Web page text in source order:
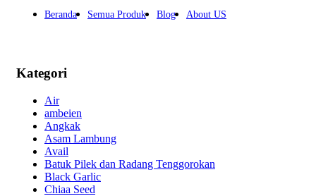
Beranda Semua Produk Blog About US
Kategori
Air
ambeien
Angkak
Asam Lambung
Avail
Batuk Pilek dan Radang Tenggorokan
Black Garlic
Chiaa Seed